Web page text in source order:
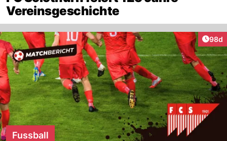
Vereinsgeschichte
98d
Fussball